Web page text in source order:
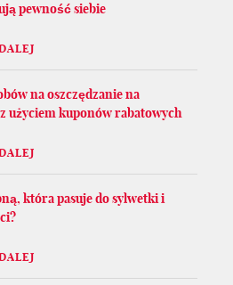
pewność siebie
na oszczędzanie na
użyciem kuponów rabatowych
która pasuje do sylwetki i